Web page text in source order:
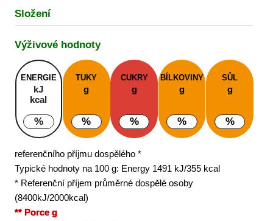
Složení
Výživové hodnoty
ENERGIE
kJ
kcal
%
TUKY
g
%
CUKRY
g
%
BÍLKOVINY
g
%
SŮL
g
%
referenčního příjmu dospělého *
Typické hodnoty na 100 g: Energy 1491 kJ/355 kcal
* Referenční příjem průměrné dospělé osoby
(8400kJ/2000kcal)
** Porce g